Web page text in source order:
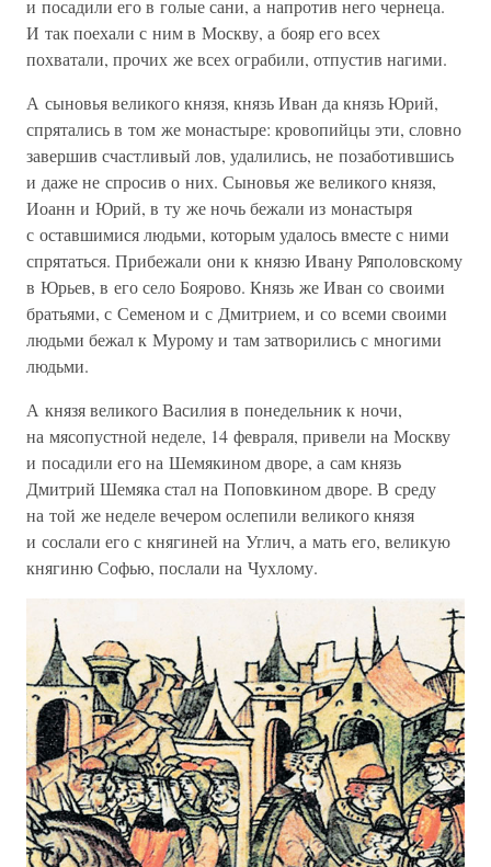
и посадили его в голые сани, а напротив него чернеца.
И так поехали с ним в Москву, а бояр его всех
похватали, прочих же всех ограбили, отпустив нагими.
А сыновья великого князя, князь Иван да князь Юрий,
спрятались в том же монастыре: кровопийцы эти, словно
завершив счастливый лов, удалились, не позаботившись
и даже не спросив о них. Сыновья же великого князя,
Иоанн и Юрий, в ту же ночь бежали из монастыря
с оставшимися людьми, которым удалось вместе с ними
спрятаться. Прибежали они к князю Ивану Ряполовскому
в Юрьев, в его село Боярово. Князь же Иван со своими
братьями, с Семеном и с Дмитрием, и со всеми своими
людьми бежал к Мурому и там затворились с многими
людьми.
А князя великого Василия в понедельник к ночи,
на мясопустной неделе, 14 февраля, привели на Москву
и посадили его на Шемякином дворе, а сам князь
Дмитрий Шемяка стал на Поповкином дворе. В среду
на той же неделе вечером ослепили великого князя
и сослали его с княгиней на Углич, а мать его, великую
княгиню Софью, послали на Чухлому.